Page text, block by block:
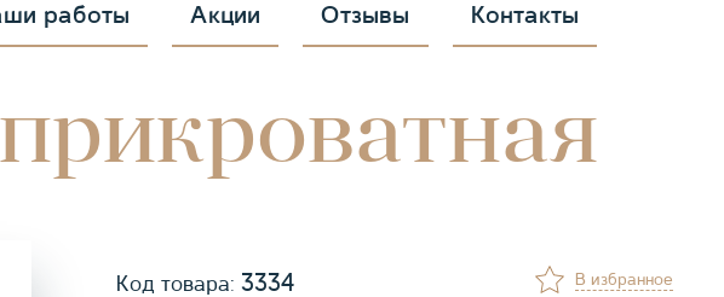
работы Акции Отзывы Контакты
Код товара: 3334 В избранное